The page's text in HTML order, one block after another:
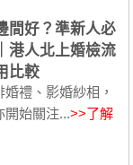
間好？準新人必
港人北上婚檢流
比較
禮、影婚紗相，
開始關注...>>了解